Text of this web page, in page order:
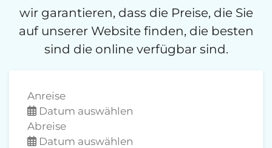
wir garantieren, dass die Preise, die Sie
auf unserer Website finden, die besten
sind die online verfügbar sind.
Anreise
Datum auswählen
Abreise
Datum auswählen